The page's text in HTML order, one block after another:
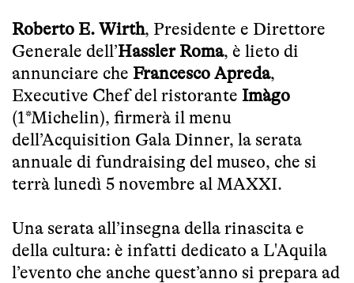
Roberto E. Wirth, Presidente e Direttore
Generale dell’Hassler Roma, è lieto di
annunciare che Francesco Apreda,
Executive Chef del ristorante Imàgo
(1*Michelin), firmerà il menu
dell’Acquisition Gala Dinner, la serata
annuale di fundraising del museo, che si
terrà lunedì 5 novembre al MAXXI.
Una serata all’insegna della rinascita e
della cultura: è infatti dedicato a L'Aquila
l’evento che anche quest’anno si prepara ad